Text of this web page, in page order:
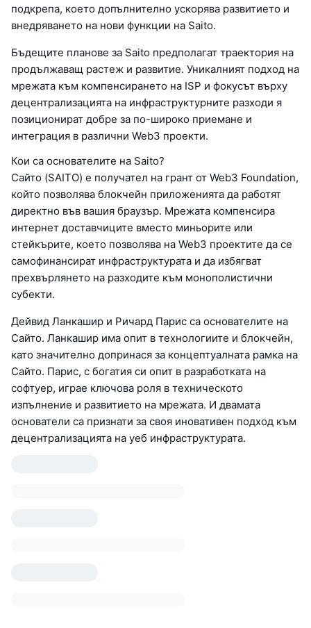
подкрепа, което допълнително ускорява развитието и
внедряването на нови функции на Saito.
Бъдещите планове за Saito предполагат траектория на
продължаващ растеж и развитие. Уникалният подход на
мрежата към компенсирането на ISP и фокусът върху
децентрализацията на инфраструктурните разходи я
позиционират добре за по-широко приемане и
интеграция в различни Web3 проекти.
Кои са основателите на Saito?
Сайто (SAITO) е получател на грант от Web3 Foundation,
който позволява блокчейн приложенията да работят
директно във вашия браузър. Мрежата компенсира
интернет доставчиците вместо миньорите или
стейкърите, което позволява на Web3 проектите да се
самофинансират инфраструктурата и да избягват
прехвърлянето на разходите към монополистични
субекти.
Дейвид Ланкашир и Ричард Парис са основателите на
Сайто. Ланкашир има опит в технологиите и блокчейн,
като значително допринася за концептуалната рамка на
Сайто. Парис, с богатия си опит в разработката на
софтуер, играе ключова роля в техническото
изпълнение и развитието на мрежата. И двамата
основатели са признати за своя иновативен подход към
децентрализацията на уеб инфраструктурата.